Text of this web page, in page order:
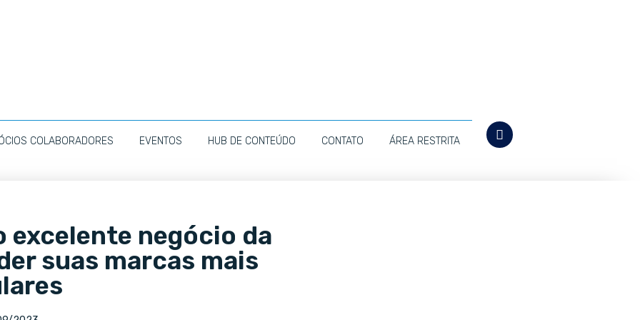
COLABORADORES EVENTOS HUB DE CONTEÚDO CONTATO ÁREA RESTRITA
negócio da
suas marcas mais